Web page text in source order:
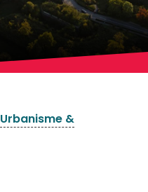
Urbanisme &